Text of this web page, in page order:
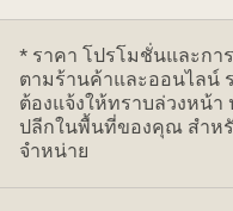
* ราคา โปรโมชั่นและกา
ตามร้านค้าและออนไลน์
ต้องแจ้งให้ทราบล่วงหน้
ปลีกในพื้นที่ของคุณ สำห
จำหน่าย